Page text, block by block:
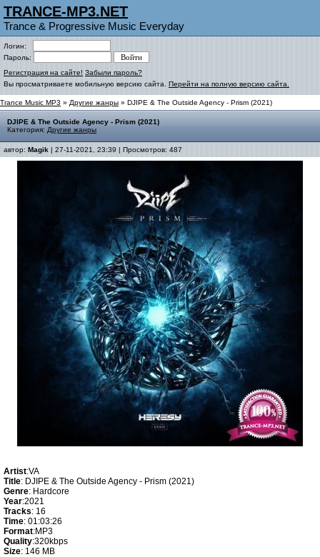
TRANCE-MP3.NET
Trance & Progressive Music Everyday
Логин:
Пароль:
Регистрация на сайте! Забыли пароль?
Вы просматриваете мобильную версию сайта. Перейти на полную версию сайта.
Trance Music MP3 » Другие жанры » DJIPE & The Outside Agency - Prism (2021)
DJIPE & The Outside Agency - Prism (2021)
Категория: Другие жанры
автор: Magik | 27-11-2021, 23:39 | Просмотров: 487
Artist:VA
Title: DJIPE & The Outside Agency - Prism (2021)
Genre: Hardcore
Year:2021
Tracks: 16
Time: 01:03:26
Format:MP3
Quality:320kbps
Size: 146 MB